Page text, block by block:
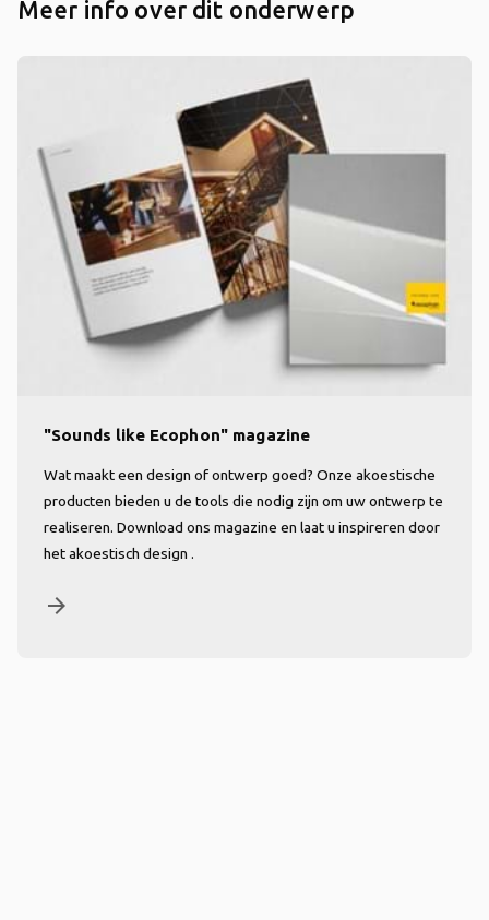
Meer info over dit onderwerp
"Sounds like Ecophon" magazine
Wat maakt een design of ontwerp goed? Onze akoestische
producten bieden u de tools die nodig zijn om uw ontwerp te
realiseren. Download ons magazine en laat u inspireren door
het akoestisch design .
arrow_forward